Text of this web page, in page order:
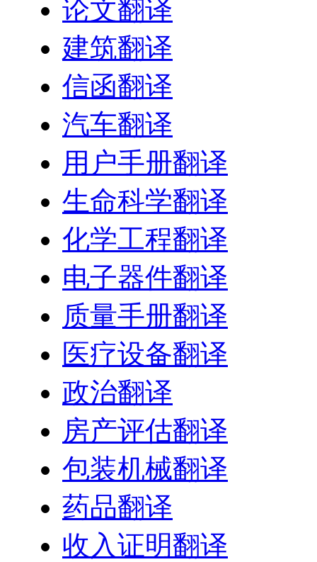
论文翻译
建筑翻译
信函翻译
汽车翻译
用户手册翻译
生命科学翻译
化学工程翻译
电子器件翻译
质量手册翻译
医疗设备翻译
政治翻译
房产评估翻译
包装机械翻译
药品翻译
收入证明翻译